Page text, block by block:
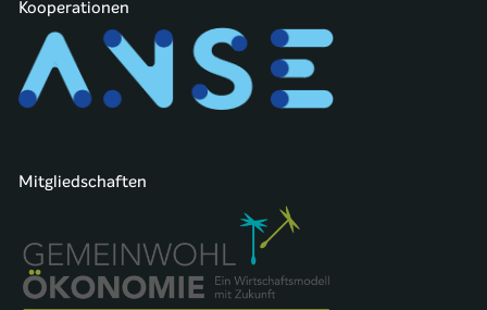
Kooperationen
Mitgliedschaften